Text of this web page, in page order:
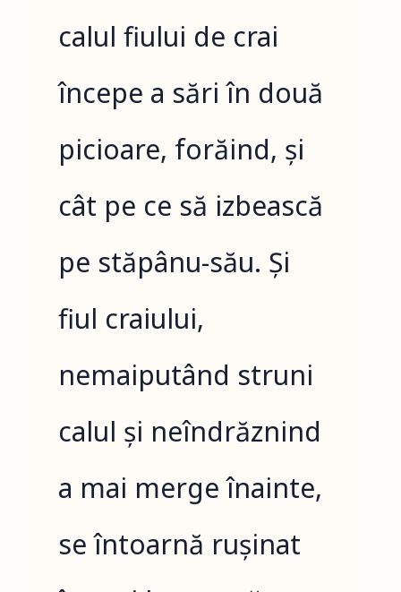
calul fiului de crai
începe a sări în două
picioare, forăind, și
cât pe ce să izbească
pe stăpânu-său. Și
fiul craiului,
nemaiputând struni
calul și neîndrăznind
a mai merge înainte,
se întoarnă rușinat